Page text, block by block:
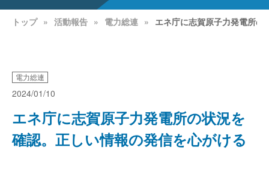
トップ 活動報告 電力総連 エネ庁に志賀原子力発電所
電力総連
2024/01/10
エネ庁に志賀原子力発電所の状況を
確認。正しい情報の発信を心がける